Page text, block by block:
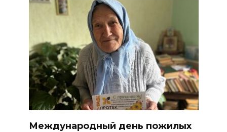
Международный день пожилых